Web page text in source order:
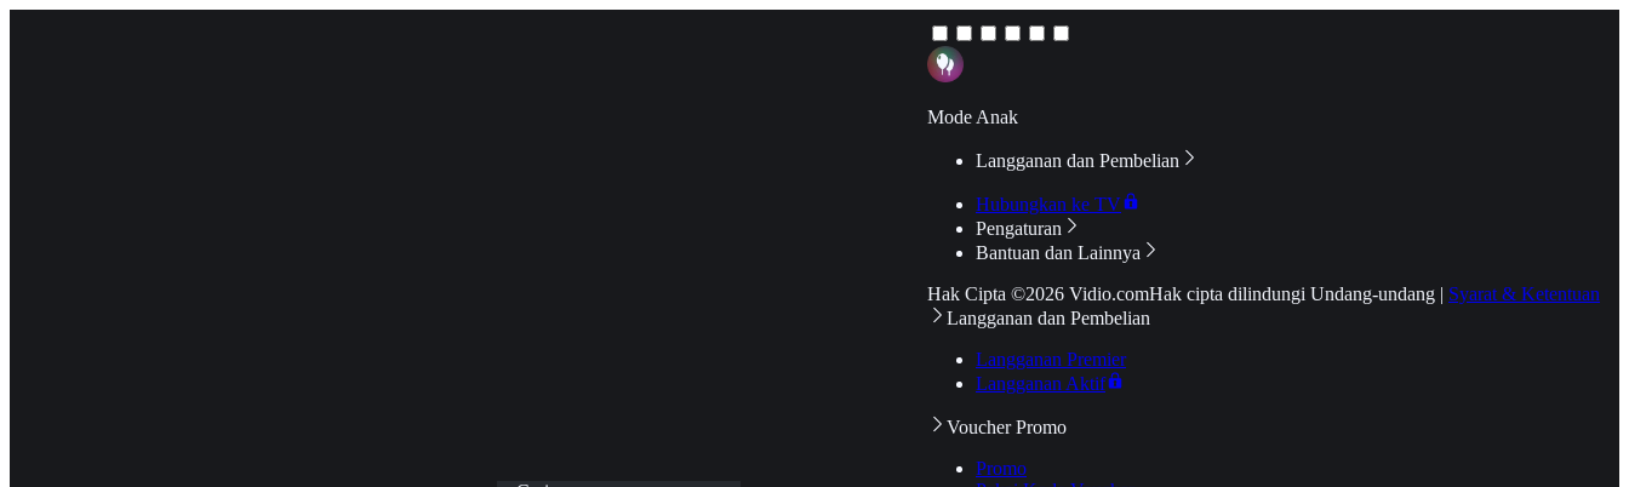
Mode Anak
Langganan dan Pembelian
Hubungkan ke TV
Pengaturan
Bantuan dan Lainnya
Hak Cipta ©2026 Vidio.comHak cipta dilindungi Undang-undang | Syarat & Ketentuan
Langganan dan Pembelian
Langganan Premier
Langganan Aktif
Voucher Promo
Promo